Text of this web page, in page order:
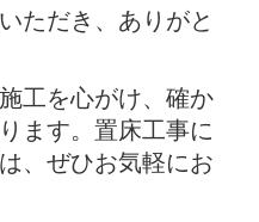
ただき、ありがと
工を心がけ、確か
ます。置床工事に
、ぜひお気軽にお